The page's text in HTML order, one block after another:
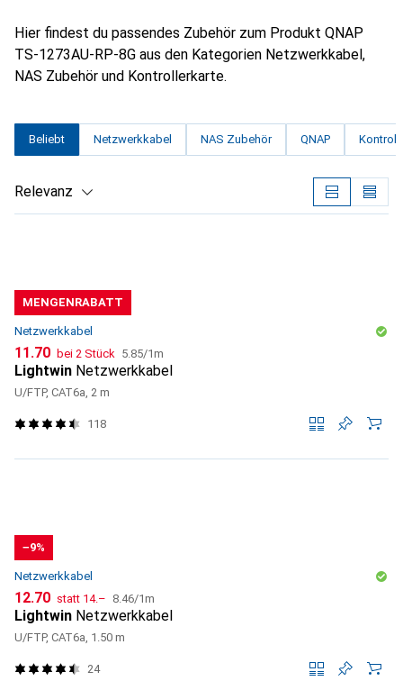
Hier findest du passendes Zubehör zum Produkt QNAP
TS-1273AU-RP-8G aus den Kategorien Netzwerkkabel,
NAS Zubehör und Kontrollerkarte.
Beliebt Netzwerkkabel NAS Zubehör QNAP
Relevanz
MENGENRABATT
Netzwerkkabel
CHF
11.70 bei 2 Stück CHF
5.85/1m
Lightwin Netzwerkkabel
U/FTP, CAT6a, 2 m
118
−9%
Netzwerkkabel
CHF
12.70 statt CHF
14.– CHF
8.46/1m
Lightwin Netzwerkkabel
U/FTP, CAT6a, 1.50 m
24